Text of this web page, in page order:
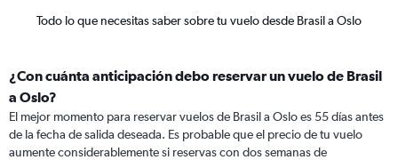
Todo lo que necesitas saber sobre tu vuelo desde Brasil a Oslo
¿Con cuánta anticipación debo reservar un vuelo de Brasil
a Oslo?
El mejor momento para reservar vuelos de Brasil a Oslo es 55 días antes
de la fecha de salida deseada. Es probable que el precio de tu vuelo
aumente considerablemente si reservas con dos semanas de